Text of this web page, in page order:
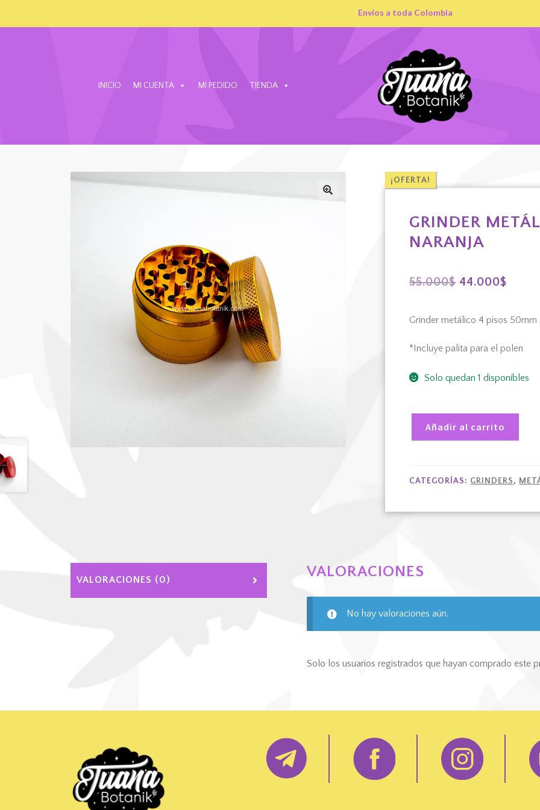
Envíos a toda Colombia
INICIO MI CUENTA MI PEDIDO TIENDA
¡OFERTA!
GRINDER
NARANJA
55.000$ El
original
era:
44.000$
es:
Grinder metálico 4 pisos 50mm
*Incluye palita para el polen
Solo quedan 1 disponibles
pisos
naranja
Añadir al carrito
CATEGORÍAS: GRINDERS,
VALORACIONES (0) VALORACIONES
No hay valoraciones aún.
Solo los usuarios registrados que hayan comprado este